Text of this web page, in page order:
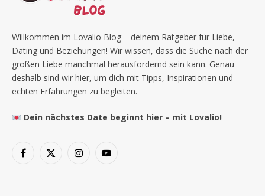
Willkommen im Lovalio Blog – deinem Ratgeber für Liebe,
Dating und Beziehungen! Wir wissen, dass die Suche nach der
großen Liebe manchmal herausfordernd sein kann. Genau
deshalb sind wir hier, um dich mit Tipps, Inspirationen und
echten Erfahrungen zu begleiten.
Dein nächstes Date beginnt hier – mit Lovalio!
Facebook
X
InstagramYouTube